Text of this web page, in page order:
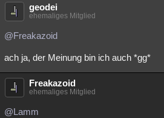
Menschen
Spiritualität
Natur Umfragen Unterhaltung
weitere Rubriken
Philosophie Träume
geodei
ehemaliges Mitglied
@Freakazoid
ach ja, der Meinung bin ich auch *gg*
Freakazoid
ehemaliges Mitglied
@Lamm